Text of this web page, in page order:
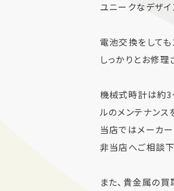
ユニークなデザ
電池交換をして
しっかりとお修理
機械式時計は約3
ルのメンテナンス
当店ではメーカ
非当店へご相談下
また、貴金属の